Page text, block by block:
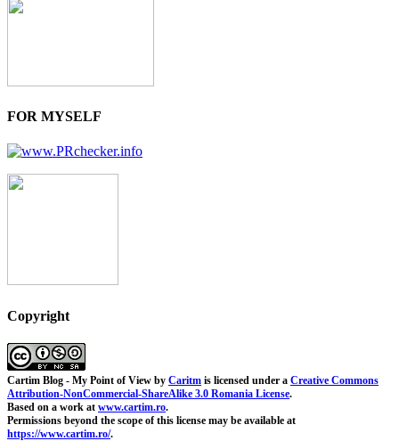
FOR MYSELF
Copyright
Cartim Blog - My Point of View by Caritm is licensed under a Creative Commons
Attribution-NonCommercial-ShareAlike 3.0 Romania License.
Based on a work at www.cartim.ro.
Permissions beyond the scope of this license may be available at
https://www.cartim.ro/.